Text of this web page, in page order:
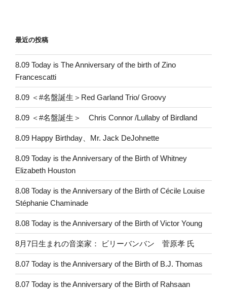
最近の投稿
8.09 Today is The Anniversary of the birth of Zino
Francescatti
8.09 ＜#名盤誕生＞Red Garland Trio/ Groovy
8.09 ＜#名盤誕生＞ Chris Connor /Lullaby of Birdland
8.09 Happy Birthday、Mr. Jack DeJohnette
8.09 Today is the Anniversary of the Birth of Whitney
Elizabeth Houston
8.08 Today is the Anniversary of the Birth of Cécile Louise
Stéphanie Chaminade
8.08 Today is the Anniversary of the Birth of Victor Young
8月7日生まれの音楽家： ビリーバンバン 菅原孝 氏
8.07 Today is the Anniversary of the Birth of B.J. Thomas
8.07 Today is the Anniversary of the Birth of Rahsaan